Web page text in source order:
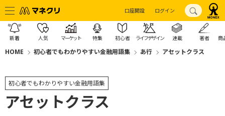
口座開設 ログイン
新着 人気 マーケット 特集 初心者 ライフデザイン 連載 著者 商
HOME 初心者でもわかりやすい金融用語集 あ行 アセットクラス
初心者でもわかりやすい金融用語集
アセットクラス